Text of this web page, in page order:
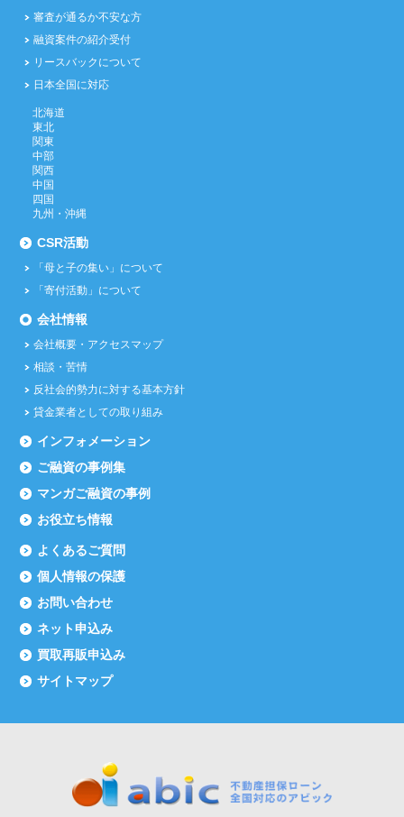
審査が通るか不安な方
融資案件の紹介受付
リースバックについて
日本全国に対応
北海道
東北
関東
中部
関西
中国
四国
九州・沖縄
CSR活動
「母と子の集い」について
「寄付活動」について
会社情報
会社概要・アクセスマップ
相談・苦情
反社会的勢力に対する基本方針
貸金業者としての取り組み
インフォメーション
ご融資の事例集
マンガご融資の事例
お役立ち情報
よくあるご質問
個人情報の保護
お問い合わせ
ネット申込み
買取再販申込み
サイトマップ